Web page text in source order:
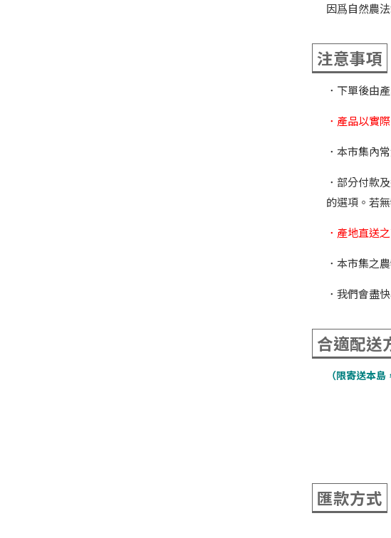
因爲自然農
注意事項
．下單後由
．產品以實
．本市集內
．部分付款
的選項。若
．產地直送
．本市集之
．我們會盡
合適配送
（限寄送本
匯款方式